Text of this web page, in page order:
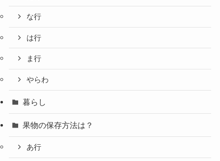
な行
は行
ま行
やらわ
暮らし
果物の保存方法は？
あ行